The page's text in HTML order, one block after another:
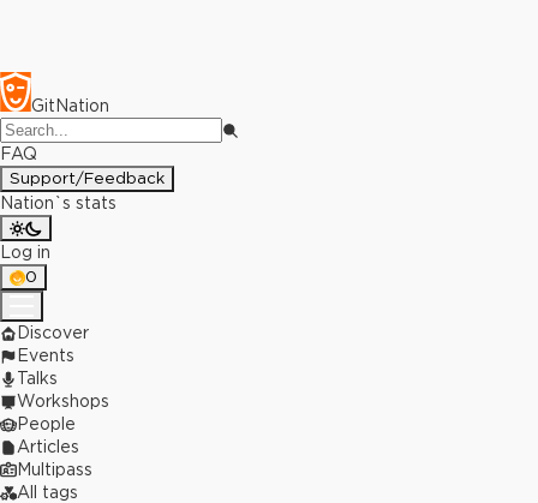
GitNation
FAQ
Support/Feedback
Nation`s stats
Log in
0
Discover
Events
Talks
Workshops
People
Articles
Multipass
All tags